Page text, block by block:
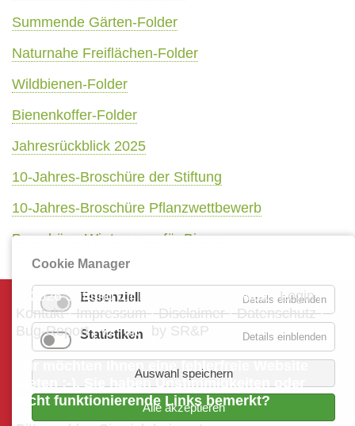
Cookie Manager
Essenziell Details einblenden
Statistiken Details einblenden
Auswahl speichern
Alle akzeptieren
Summende Gärten-Folder
Naturnahe Freiflächen-Folder
Wildbienen-Folder
Bienenkoffer-Folder
Jahresrückblick 2025
10-Jahres-Broschüre der Stiftung
10-Jahres-Broschüre Pflanzwettbewerb
Broschüre: Wir tun was für Bienen
© 2026 Stiftung für Mensch und Umwelt |Login|
Kontakt|Impressum|Disclaimer|Datenschutz|
Bug-Report| v2 mit by SR&P
Wir möchten Ihnen eine fehlerfreie Website
bieten :-). Sie haben Unstimmigkeiten oder
nicht funktionierende Links bemerkt?